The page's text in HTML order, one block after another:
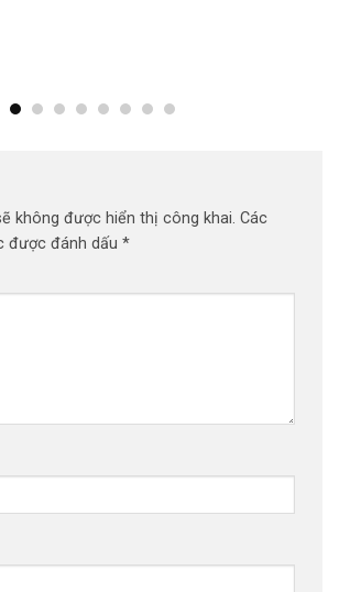
không được hiển thị công khai. Các
được đánh dấu *